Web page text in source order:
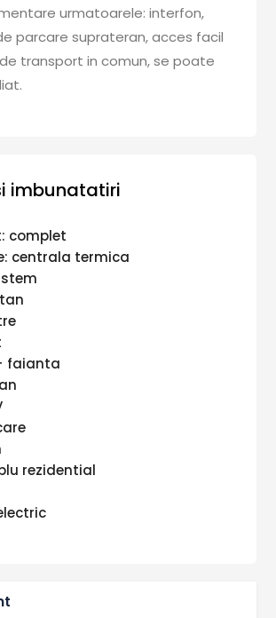
urmatoarele: interfon,
parcare suprateran, acces facil
transport in comun, se poate
imbunatatiri
complet
centrala termica
faianta
rezidential